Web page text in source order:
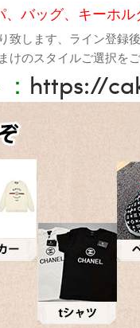
バッグ、キーホ
致します、ライン登録
のスタイルご選択
https://